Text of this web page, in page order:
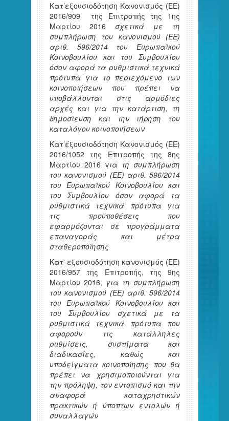
Κατ’εξουσιοδότηση Κανονισμός (ΕΕ)
2016/909 της Επιτροπής της 1ης
Μαρτίου 2016 σχετικά με τη
συμπλήρωση του κανονισμού (ΕΕ)
αριθ. 596/2014 του Ευρωπαϊκού
Κοινοβουλίου και του Συμβουλίου
όσον αφορά τα ρυθμιστικά τεχνικά
πρότυπα για το περιεχόμενο των
κοινοποιήσεων που πρέπει να
υποβάλλονται στις αρμόδιες
αρχές και για την κατάρτιση, τη
δημοσίευση και την τήρηση του
καταλόγου κοινοποιήσεων
Κατ’έξουσιοδότηση Κανονισμός (ΕΕ)
2016/1052 της Επιτροπής της 8ης
Μαρτίου 2016 για τη συμπλήρωση
του κανονισμού (ΕΕ) αριθ. 596/2014
του Ευρωπαϊκού Κοινοβουλίου και
του Συμβουλίου όσον αφορά τα
ρυθμιστικά τεχνικά πρότυπα για
τις προϋποθέσεις που
εφαρμόζονται σε προγράμματα
επαναγοράς και μέτρα
σταθεροποίησης
Κατ' εξουσιοδότηση κανονισμός (ΕΕ)
2016/957 της Επιτροπής, της 9ης
Μαρτίου 2016, για τη συμπλήρωση
του κανονισμού (ΕΕ) αριθ. 596/2014
του Ευρωπαϊκού Κοινοβουλίου και
του Συμβουλίου σχετικά με τα
ρυθμιστικά τεχνικά πρότυπα που
αφορούν τις κατάλληλες
ρυθμίσεις, συστήματα και
διαδικασίες, καθώς και
υποδείγματα κοινοποίησης που θα
πρέπει να χρησιμοποιούνται για
την πρόληψη, τον εντοπισμό και την
αναφορά καταχρηστικών
πρακτικών ή ύποπτων εντολών ή
συναλλαγών